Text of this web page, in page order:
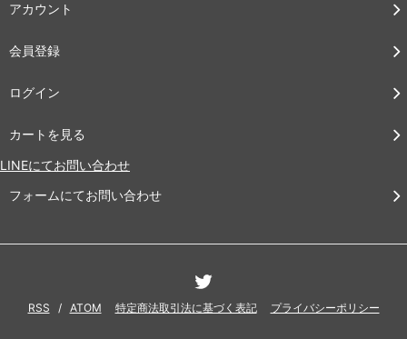
アカウント
会員登録
ログイン
カートを見る
LINEにてお問い合わせ
フォームにてお問い合わせ
RSS / ATOM 特定商法取引法に基づく表記 プライバシーポリシー